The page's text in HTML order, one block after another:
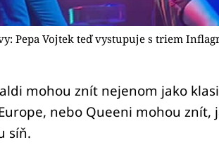
Pepa Vojtek teď vystupuje s triem
mohou znít nejenom jako
nebo Queeni mohou znít,
síň.